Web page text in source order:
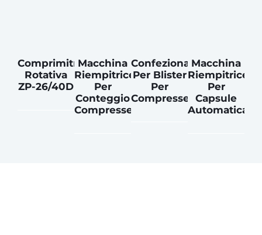
Comprimitrice
Rotativa
ZP-26/40D
Macchina
Riempitrice
Per
Conteggio
Compresse
Confezionatrice
Per Blister
Per
Compresse
Macchina
Riempitrice
Per
Capsule
Automatica